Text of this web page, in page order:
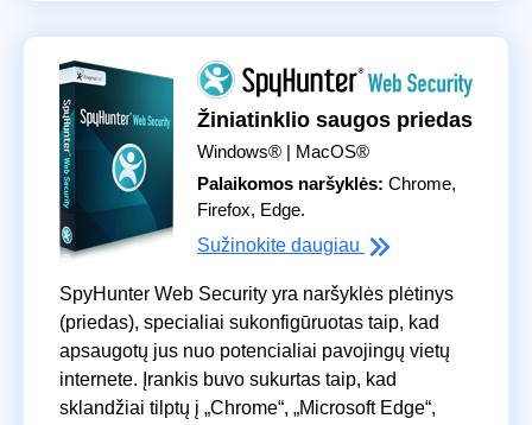
Žiniatinklio saugos priedas
Windows® | MacOS®
Palaikomos naršyklės: Chrome,
Firefox, Edge.
Sužinokite daugiau
SpyHunter Web Security yra naršyklės plėtinys
(priedas), specialiai sukonfigūruotas taip, kad
apsaugotų jus nuo potencialiai pavojingų vietų
internete. Įrankis buvo sukurtas taip, kad
sklandžiai tilptų į „Chrome“, „Microsoft Edge“,